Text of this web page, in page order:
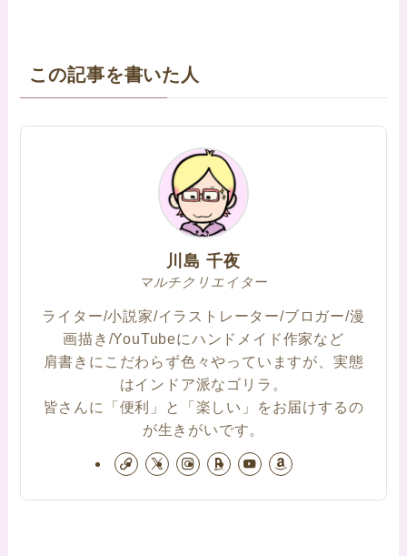
この記事を書いた人
川島 千夜
マルチクリエイター
ライター/小説家/イラストレーター/ブロガー/漫
画描き/YouTubeにハンドメイド作家など
肩書きにこだわらず色々やっていますが、実態
はインドア派なゴリラ。
皆さんに「便利」と「楽しい」をお届けするの
が生きがいです。